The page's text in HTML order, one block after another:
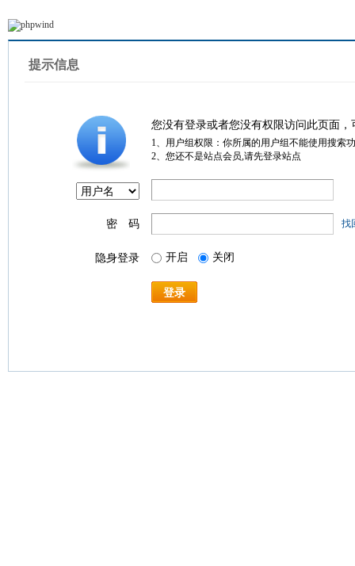
提示信息
您没有登录或者您没有权限访问此页面
1、用户组权限：你所属的用户组不能使用搜索
2、您还不是站点会员,请先登录站点
密 码 找
隐身登录 开启 关闭
登录